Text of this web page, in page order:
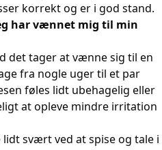
korrekt og er i god stand.
har vænnet mig til min
det tager at vænne sig til en
fra nogle uger til et par
føles lidt ubehagelig eller
at opleve mindre irritation
svært ved at spise og tale i